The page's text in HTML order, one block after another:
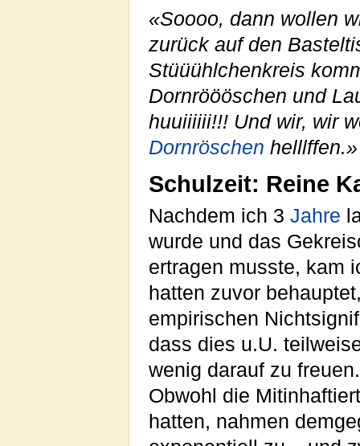
«Soooo, dann wollen
zurück auf den
Stüüühlchenkreis
Dornröööschen und
huuiiiiii!!! Und wir, wir
Dornröschen helllffen.»
Schulzeit: Reine
Nachdem ich 3 Jahre
wurde und das
ertragen musste, kam
hatten zuvor
empirischen
dass dies u.U.
wenig darauf zu
Obwohl die
hatten, nahmen